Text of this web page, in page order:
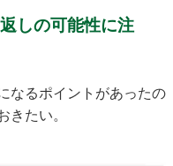
しの可能性に注
なるポイントがあったの
きたい。